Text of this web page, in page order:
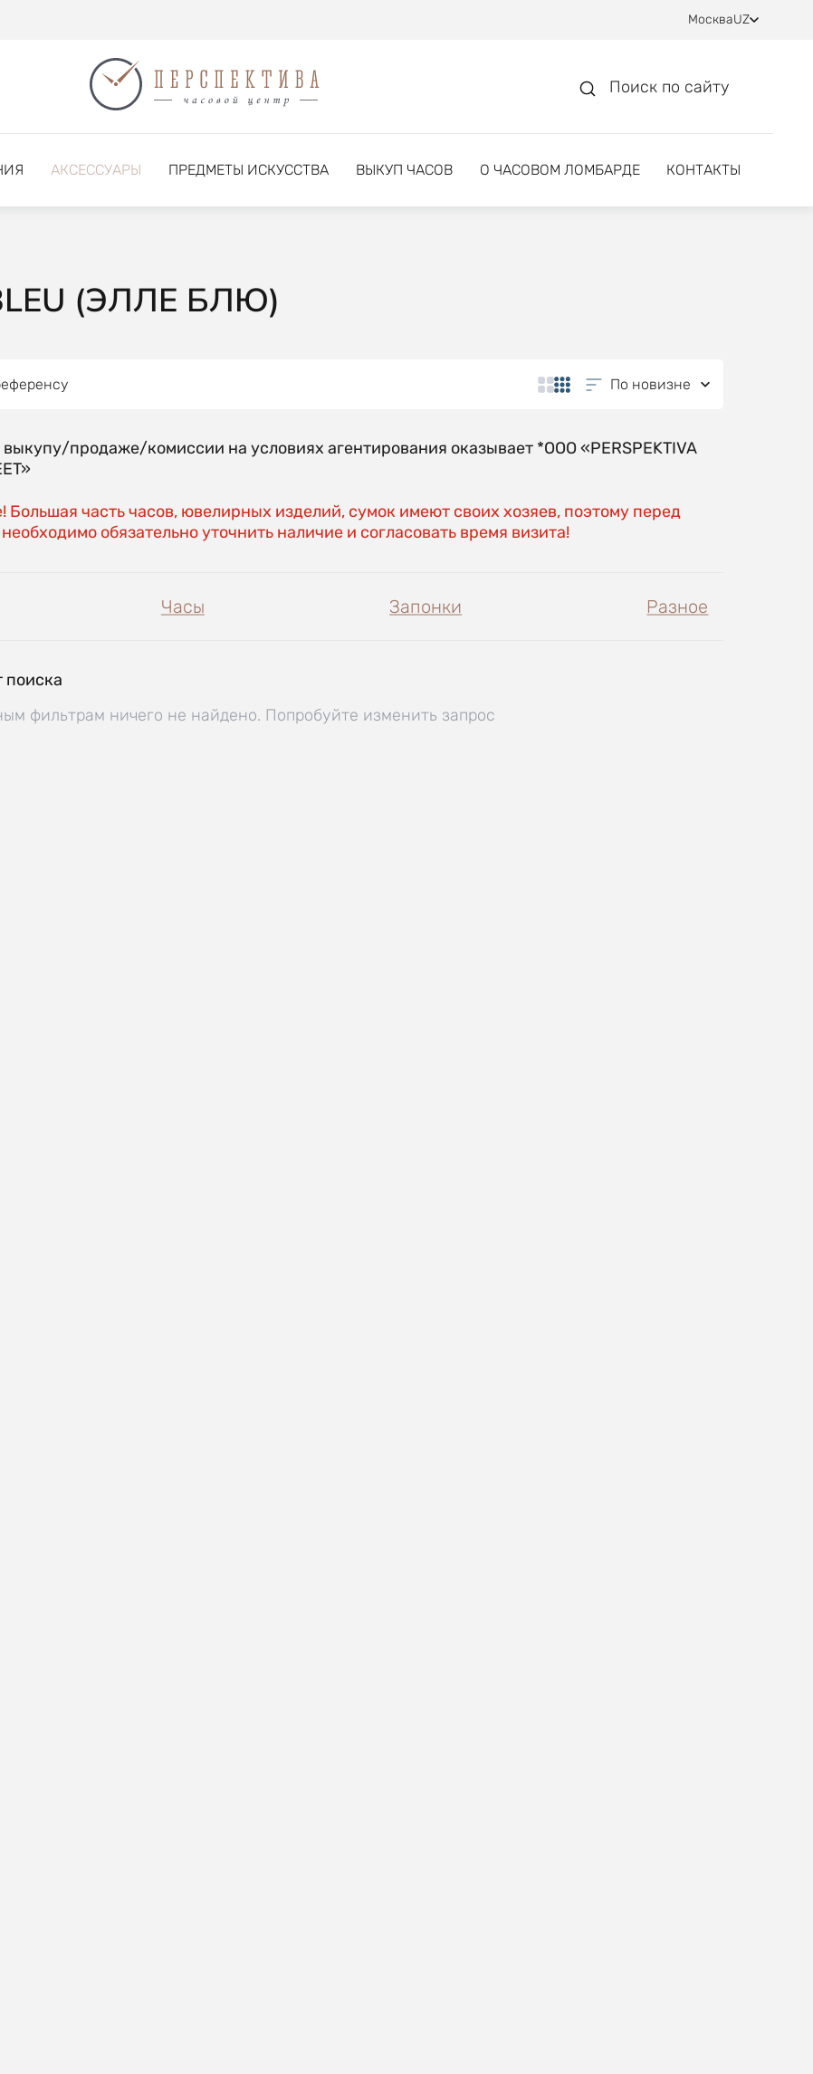
МоскваUZ
Поиск по сайту
АКСЕССУАРЫ ПРЕДМЕТЫ ИСКУССТВА ВЫКУП ЧАСОВ О ЧАСОВОМ ЛОМБАРДЕ КОНТАКТЫ
(ЭЛЛЕ БЛЮ)
По новизне
выкупу/продаже/комиссии на условиях агентирования оказывает *OOO «PERSPEKTIVA
Большая часть часов, ювелирных изделий, сумок имеют своих хозяев, поэтому перед
обязательно уточнить наличие и согласовать время визита!
Часы Запонки Разное
поиска
фильтрам ничего не найдено. Попробуйте изменить запрос